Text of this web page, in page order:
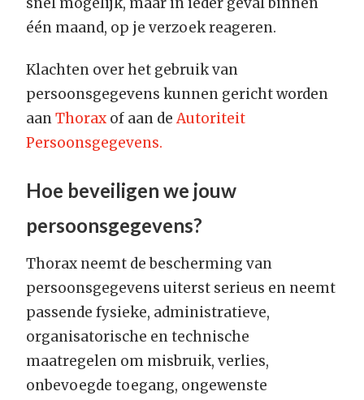
één maand, op je verzoek reageren.
Klachten over het gebruik van
persoonsgegevens kunnen gericht worden
aanThorax of aan deAutoriteit
Persoonsgegevens.
Hoe beveiligen we jouw
persoonsgegevens?
Thorax neemt de bescherming van
persoonsgegevens uiterst serieus en neemt
passende fysieke, administratieve,
organisatorische en technische
maatregelen om misbruik, verlies,
onbevoegde toegang, ongewenste